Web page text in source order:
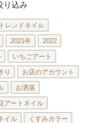
り込み
レンドネイル
2021年 2022
いちごアート
り お店のアカウント
お洒落
アートネイル
イル くすみカラー